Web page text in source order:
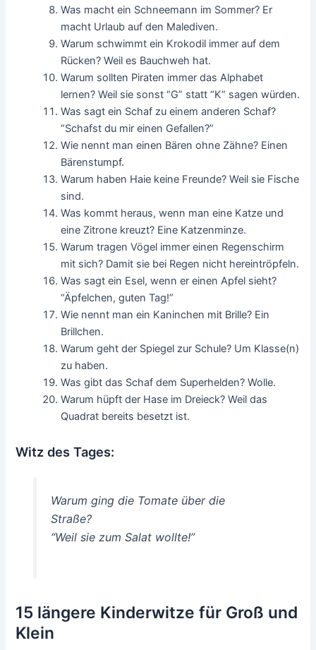
Was macht ein Schneemann im Sommer? Er
macht Urlaub auf den Malediven.
Warum schwimmt ein Krokodil immer auf dem
Rücken? Weil es Bauchweh hat.
Warum sollten Piraten immer das Alphabet
lernen? Weil sie sonst “G” statt “K” sagen würden.
Was sagt ein Schaf zu einem anderen Schaf?
“Schafst du mir einen Gefallen?”
Wie nennt man einen Bären ohne Zähne? Einen
Bärenstumpf.
Warum haben Haie keine Freunde? Weil sie Fische
sind.
Was kommt heraus, wenn man eine Katze und
eine Zitrone kreuzt? Eine Katzenminze.
Warum tragen Vögel immer einen Regenschirm
mit sich? Damit sie bei Regen nicht hereintröpfeln.
Was sagt ein Esel, wenn er einen Apfel sieht?
“Äpfelchen, guten Tag!”
Wie nennt man ein Kaninchen mit Brille? Ein
Brillchen.
Warum geht der Spiegel zur Schule? Um Klasse(n)
zu haben.
Was gibt das Schaf dem Superhelden? Wolle.
Warum hüpft der Hase im Dreieck? Weil das
Quadrat bereits besetzt ist.
Witz des Tages:
Warum ging die Tomate über die
Straße?
“Weil sie zum Salat wollte!”
15 längere Kinderwitze für Groß und
Klein